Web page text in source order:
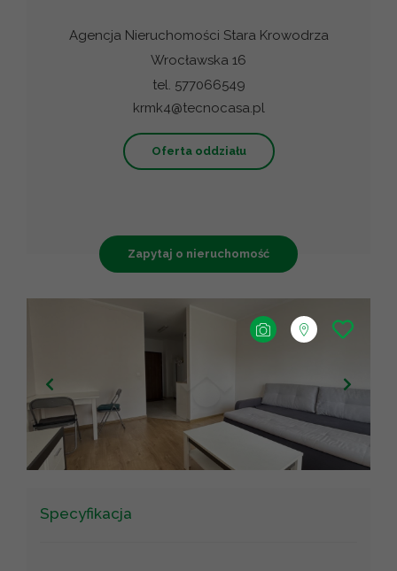
Agencja Nieruchomości Stara Krowodrza
Wrocławska 16
tel. 577066549
krmk4@tecnocasa.pl
Oferta oddziału
Zapytaj o nieruchomość
Leaflet OpenStreetMap contributors © CARTO
Specyfikacja